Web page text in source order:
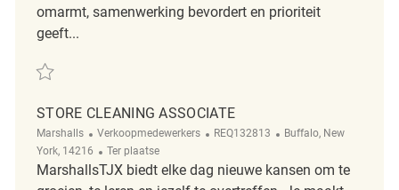
omarmt, samenwerking bevordert en prioriteit
geeft...
Redden Store Cleaning Associate REQ113532
STORE CLEANING ASSOCIATE
Marshalls Categorie
Verkoopmedewerkers ReqId
REQ132813 Plaats
Buffalo, New
York, 14216
Afgelegen
Ter plaatse
MarshallsTJX biedt elke dag nieuwe kansen om te